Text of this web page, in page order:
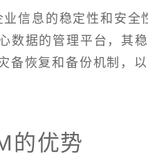
信息的稳定性和安全
数据的管理平台，其
备恢复和备份机制，
的优势